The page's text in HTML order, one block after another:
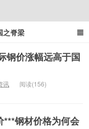
之脊梁
工具箱
钢价涨幅远高于国
讯
阅读(156)
***钢材价格为何会